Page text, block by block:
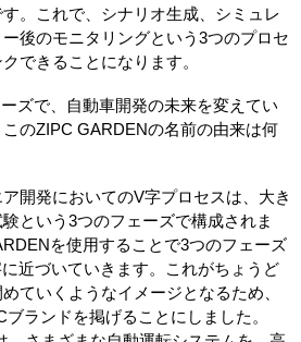
。これで、シナリオ生成、シミュレ
後のモニタリングという3つのプロセ
できることになります。
で、自動車開発の未来を変えてい
のZIPC GARDENの名前の由来は何
開発においてのV字プロセスは、大き
という3つのフェーズで構成されま
を使用することで3つのフェーズ
近づいていきます。これがちょうど
ていくようなイメージとなるため、
ランドを掲げることにしました。